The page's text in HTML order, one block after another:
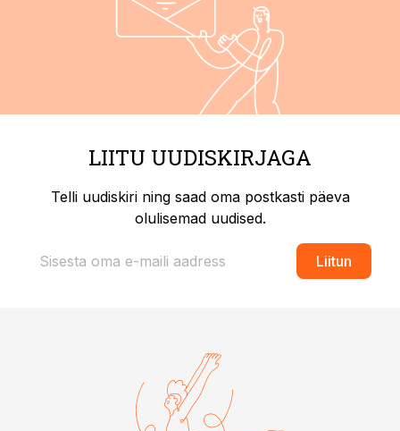
LIITU UUDISKIRJAGA
Telli uudiskiri ning saad oma postkasti päeva
olulisemad uudised.
Liitun